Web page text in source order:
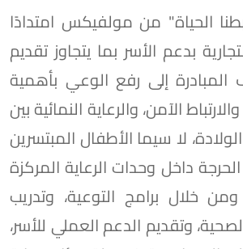
الحياة" من مولفيكس امتدادًا
بدعم الأسر بما يتجاوز تقديم
المبادرة إلى رفع الوعي بأهمية
الآمن، والرعاية النمائية بين
لا سيما الأطفال المبتسرين
داخل وحدات الرعاية المركزة
خلال برامج التوعية، وتدريب
وتقديم الدعم العملي للأسر،